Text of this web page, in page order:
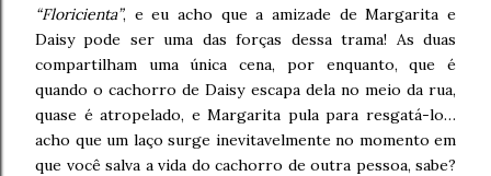
“Floricienta”, e eu acho que a amizade de Margarita e
Daisy pode ser uma das forças dessa trama! As duas
compartilham uma única cena, por enquanto, que é
quando o cachorro de Daisy escapa dela no meio da rua,
quase é atropelado, e Margarita pula para resgatá-lo…
acho que um laço surge inevitavelmente no momento em
que você salva a vida do cachorro de outra pessoa, sabe?